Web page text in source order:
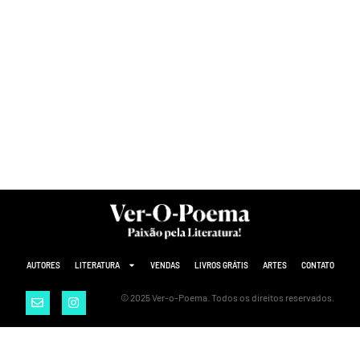
AUTORES LITERATURA VENDAS LIVROS GRÁTIS ARTES CONTATO
© 2025 Ver-o-Poema. Todos os direitos reservados.